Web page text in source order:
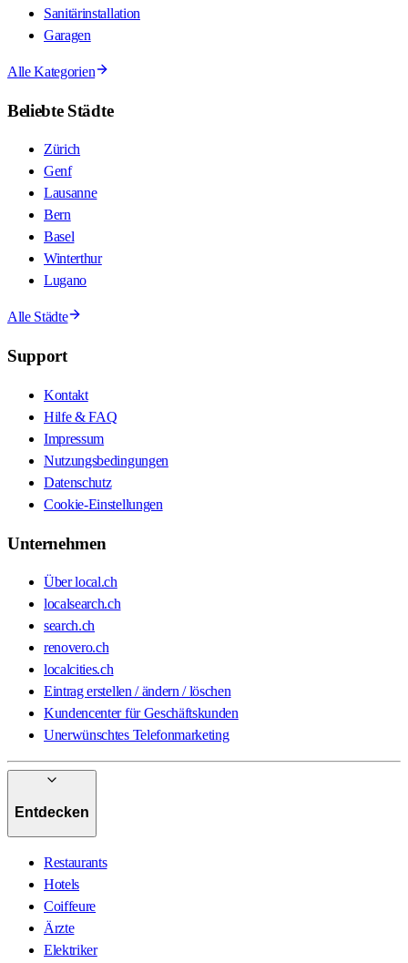
Sanitärinstallation
Garagen
Alle Kategorien
Beliebte Städte
Zürich
Genf
Lausanne
Bern
Basel
Winterthur
Lugano
Alle Städte
Support
Kontakt
Hilfe & FAQ
Impressum
Nutzungsbedingungen
Datenschutz
Cookie-Einstellungen
Unternehmen
Über local.ch
localsearch.ch
search.ch
renovero.ch
localcities.ch
Eintrag erstellen / ändern / löschen
Kundencenter für Geschäftskunden
Unerwünschtes Telefonmarketing
Entdecken
Restaurants
Hotels
Coiffeure
Ärzte
Elektriker